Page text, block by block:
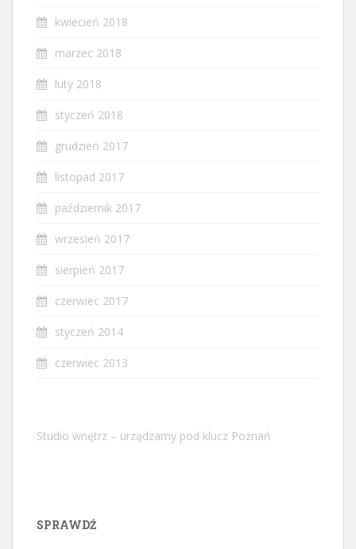
kwiecień 2018
marzec 2018
luty 2018
styczeń 2018
grudzień 2017
listopad 2017
październik 2017
wrzesień 2017
sierpień 2017
czerwiec 2017
styczeń 2014
czerwiec 2013
Studio wnętrz – urządzamy pod klucz Poznań
SPRAWDŹ